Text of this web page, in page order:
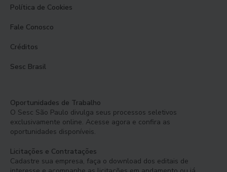
Política de Cookies
Fale Conosco
Créditos
Sesc Brasil
Oportunidades de Trabalho
O Sesc São Paulo divulga seus processos seletivos
exclusivamente online. Acesse agora e confira as
oportunidades disponíveis.
Licitações e Contratações
Cadastre sua empresa, faça o download dos editais de